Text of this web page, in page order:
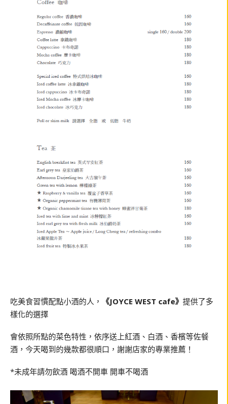
吃美食習慣配點小酒的人， 《JOYCE WEST cafe》 提供了多
樣化的選擇
會依照所點的菜色特性，依序送上紅酒、白酒、香檳等佐餐
酒，今天喝到的幾款都很順口，謝謝店家的專業推薦！
*未成年請勿飲酒 喝酒不開車 開車不喝酒